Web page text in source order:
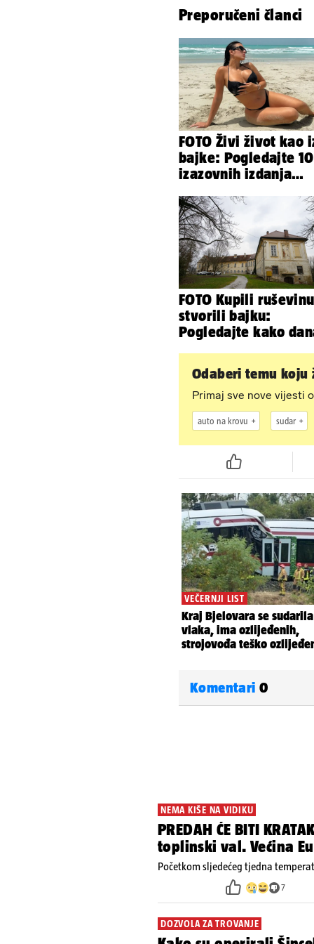
Preporučeni članci
FOTO Živi život kao
bajke: Pogledajte
izazovnih izdanja
FOTO Kupili
stvorili bajku:
Pogledajte kako
Odaberi temu koju
Primaj sve nove vijesti
auto na krovu sudar
Komentari 0
NEMA KIŠE NA VIDIKU
PREDAH ĆE BITI
toplinski val. Većina
Početkom sljedećeg tjedna
7
DOZVOLA ZA TROVANJE